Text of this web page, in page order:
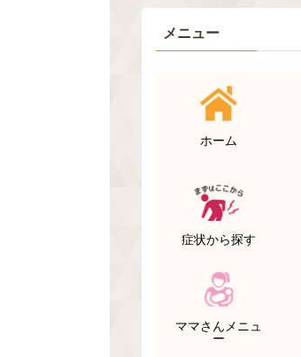
メニュー
ホーム
症状から探す
ママさんメニュ
ー